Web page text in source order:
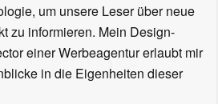
um unsere Leser über neue
zu informieren. Mein Design-
einer Werbeagentur erlaubt mir
in die Eigenheiten dieser